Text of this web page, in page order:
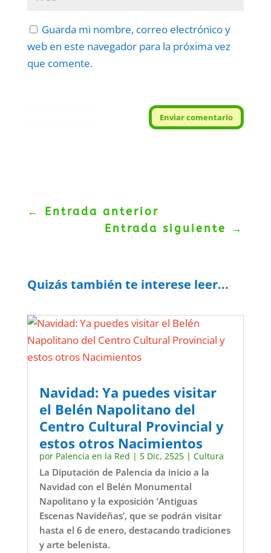
Guarda mi nombre, correo electrónico y
web en este navegador para la próxima vez
que comente.
Enviar comentario
← Entrada anterior
Entrada siguiente
→
Quizás también te interese leer...
Navidad: Ya puedes visitar
el Belén Napolitano del
Centro Cultural Provincial y
estos otros Nacimientos
por Palencia en la Red | 5 Dic, 2525| Cultura
La Diputación de Palencia da inicio a la
Navidad con el Belén Monumental
Napolitano y la exposición ‘Antiguas
Escenas Navideñas’, que se podrán visitar
hasta el 6 de enero, destacando tradiciones
y arte belenista.